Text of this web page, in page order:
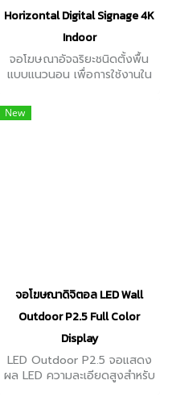
Horizontal Digital Signage 4K
Indoor
จอโฆษณาอัจฉริยะชนิดตั้งพื้น
แบบแนวนอน เพื่อการใช้งานใน
ขนาดให้เลือก ตั้งแต่ 43" / 49"
/ 55" / 65" / 75" / 86" / 98"
New
จอโฆษณาดิจิตอล LED Wall
Outdoor P2.5 Full Color
Display
LED Outdoor P2.5 จอแสดง
ผล LED ความละเอียดสูงสำหรับ